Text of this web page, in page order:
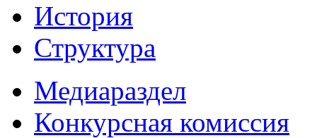
История
Структура
Медиараздел
Конкурсная комиссия